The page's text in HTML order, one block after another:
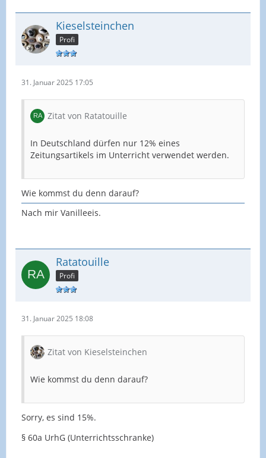
Kieselsteinchen
Profi
31. Januar 2025 17:05
Zitat von Ratatouille
In Deutschland dürfen nur 12% eines
Zeitungsartikels im Unterricht verwendet werden.
Wie kommst du denn darauf?
Nach mir Vanilleeis.
Ratatouille
Profi
31. Januar 2025 18:08
Zitat von Kieselsteinchen
Wie kommst du denn darauf?
Sorry, es sind 15%.
§ 60a UrhG (Unterrichtsschranke)